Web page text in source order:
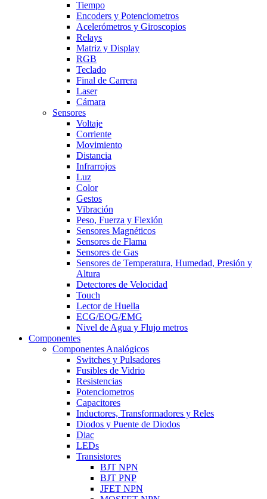
Tiempo
Encoders y Potenciometros
Acelerómetros y Giroscopios
Relays
Matriz y Display
RGB
Teclado
Final de Carrera
Laser
Cámara
Sensores
Voltaje
Corriente
Movimiento
Distancia
Infrarrojos
Luz
Color
Gestos
Vibración
Peso, Fuerza y Flexión
Sensores Magnéticos
Sensores de Flama
Sensores de Gas
Sensores de Temperatura, Humedad, Presión y
Altura
Detectores de Velocidad
Touch
Lector de Huella
ECG/EQG/EMG
Nivel de Agua y Flujo metros
Componentes
Componentes Analógicos
Switches y Pulsadores
Fusibles de Vidrio
Resistencias
Potenciometros
Capacitores
Inductores, Transformadores y Reles
Diodos y Puente de Diodos
Diac
LEDs
Transistores
BJT NPN
BJT PNP
JFET NPN